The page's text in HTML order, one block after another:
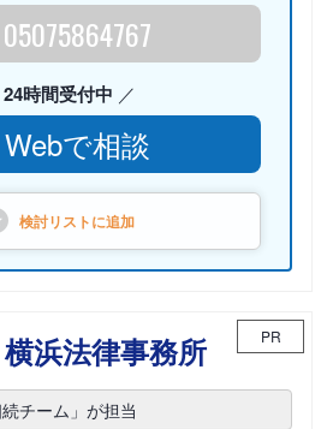
05075864767
24時間受付中
Webで相談
検討リストに追加
浜法律事務所 PR
チーム」が担当